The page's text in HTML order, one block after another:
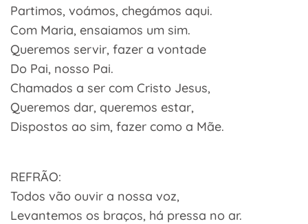
Partimos, voámos, chegámos aqui.
Com Maria, ensaiamos um sim.
Queremos servir, fazer a vontade
Do Pai, nosso Pai.
Chamados a ser com Cristo Jesus,
Queremos dar, queremos estar,
Dispostos ao sim, fazer como a Mãe.
REFRÃO:
Todos vão ouvir a nossa voz,
Levantemos os braços, há pressa no ar.